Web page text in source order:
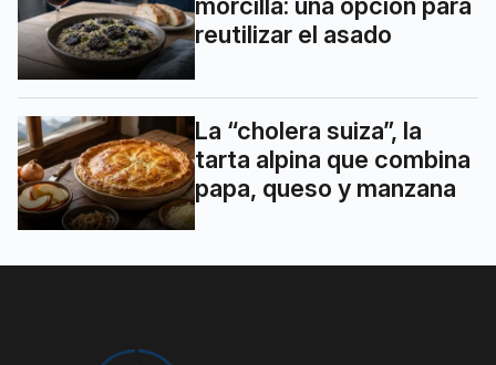
reutilizar el asado
La “cholera suiza”, la
tarta alpina que combina
papa, queso y manzana